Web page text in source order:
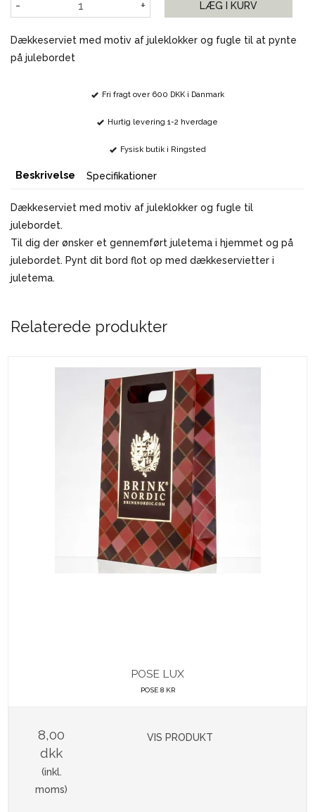
- + LÆG I KURV
Dækkeserviet med motiv af juleklokker og fugle til at pynte
på julebordet
Fri fragt over 600 DKK i Danmark
Hurtig levering 1-2 hverdage
Fysisk butik i Ringsted
Beskrivelse Specifikationer
Dækkeserviet med motiv af juleklokker og fugle til
julebordet.
Til dig der ønsker et gennemført juletema i hjemmet og på
julebordet. Pynt dit bord flot op med dækkeservietter i
juletema.
Relaterede produkter
POSE LUX
POSE 8 KR
8,00
dkk
(inkl.
moms)
VIS PRODUKT